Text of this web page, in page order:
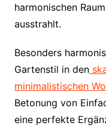
harmonischen
ausstrahlt.
Besonders
Gartenstil in den
minimalistischen
Betonung von
eine perfekte